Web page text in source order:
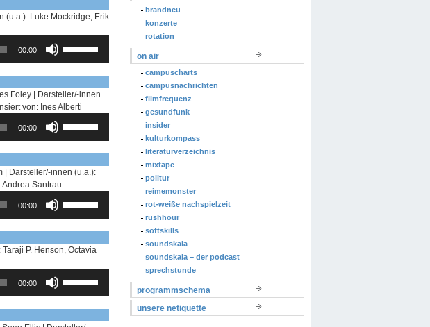
(u.a.): Luke Mockridge, Erik
00:00
Hoch/Runter
benutzen,
um
die
Lautstärke
zu
regeln.
Foley | Darsteller/-innen
von: Ines Alberti
00:00
Hoch/Runter
benutzen,
um
die
zu
regeln.
| Darsteller/-innen (u.a.):
Andrea Santrau
00:00
Hoch/Runter
benutzen,
um
die
zu
regeln.
P. Henson, Octavia
00:00
Hoch/Runter
benutzen,
um
die
brandneu
konzerte
rotation
on air
campuscharts
campusnachrichten
filmfrequenz
gesundfunk
insider
kulturkompass
literaturverzeichnis
mixtape
politur
reimemonster
rot-weiße nachspielzeit
rushhour
softskills
soundskala
soundskala – der podcast
sprechstunde
programmschema
unsere netiquette